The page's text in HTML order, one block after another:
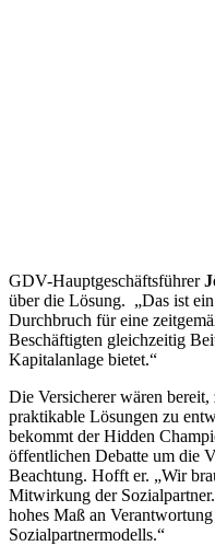
GDV-Hauptgeschäftsführer
über die Lösung. „Das ist
Durchbruch für eine
Beschäftigten gleichzeitig
Kapitalanlage bietet.“
Die Versicherer wären
praktikable Lösungen zu
bekommt der Hidden
öffentlichen Debatte um die
Beachtung. Hofft er. „Wir
Mitwirkung der
hohes Maß an
Sozialpartnermodells.“